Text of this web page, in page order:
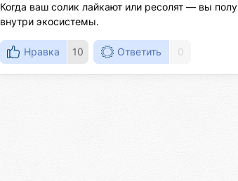
Когда ваш солик лайкают или ресолят — вы
внутри экосистемы.
Нравка 10 Ответить 0